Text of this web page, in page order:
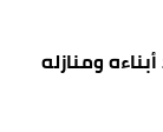
ومنازله